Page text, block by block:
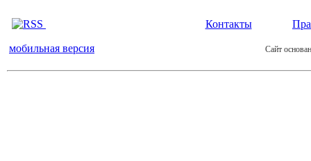
Контакты
мобильная версия Сайт